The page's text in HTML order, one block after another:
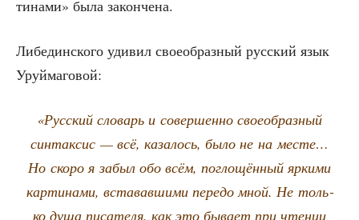
ти­на­ми» была закончена.
Либе­дин­ско­го уди­вил свое­об­раз­ный рус­ский язык
Уруймаговой:
«Рус­ский сло­варь и совер­шен­но свое­об­раз­ный
син­так­сис — всё, каза­лось, было не на месте…
Но ско­ро я забыл обо всём, погло­щён­ный ярки­ми
кар­ти­на­ми, вста­вав­ши­ми пере­до мной. Не толь­
ко душа писа­те­ля, как это быва­ет при чте­нии